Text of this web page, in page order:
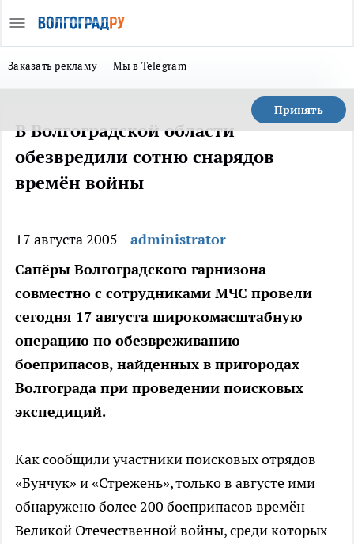
Заказать рекламу Мы в Telegram
Принять
В Волгоградской области
обезвредили сотню снарядов
времён войны
17 августа 2005
administrator
Сапёры Волгоградского гарнизона
совместно с сотрудниками МЧС провели
сегодня 17 августа широкомасштабную
операцию по обезвреживанию
боеприпасов, найденных в пригородах
Волгограда при проведении поисковых
экспедиций.
Как сообщили участники поисковых отрядов
«Бунчук» и «Стрежень», только в августе ими
обнаружено более 200 боеприпасов времён
Великой Отечественной войны, среди которых